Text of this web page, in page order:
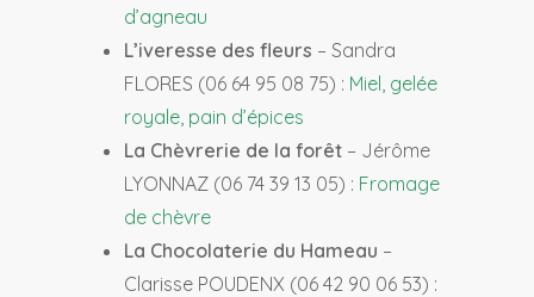
d’agneau
L’iveresse des fleurs – Sandra
FLORES (06 64 95 08 75) : Miel, gelée
royale, pain d’épices
La Chèvrerie de la forêt – Jérôme
LYONNAZ (06 74 39 13 05) : Fromage
de chèvre
La Chocolaterie du Hameau –
Clarisse POUDENX (06 42 90 06 53) :